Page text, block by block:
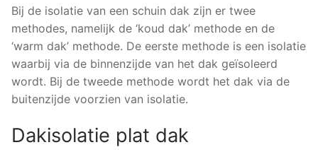
Bij de isolatie van een schuin dak zijn er twee
methodes, namelijk de ‘koud dak’ methode en de
‘warm dak’ methode. De eerste methode is een isolatie
waarbij via de binnenzijde van het dak geïsoleerd
wordt. Bij de tweede methode wordt het dak via de
buitenzijde voorzien van isolatie.
Dakisolatie plat dak